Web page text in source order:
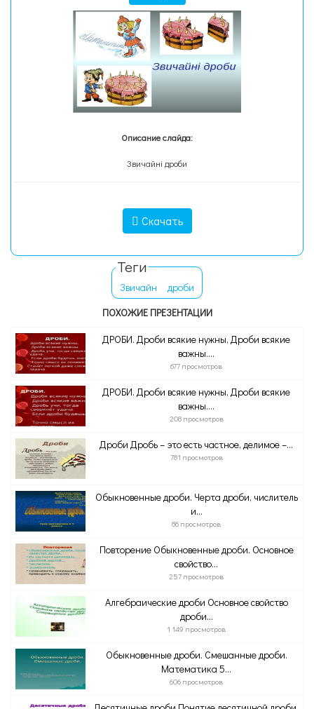
Описание слайда:
Звичайні дроби
Скачать
Теги
Звичайн
дроби
ПОХОЖИЕ ПРЕЗЕНТАЦИИ
ДРОБИ. Дроби всякие нужны, Дроби всякие
важны....
677 просмотров
ДРОБИ. Дроби всякие нужны, Дроби всякие
важны....
208 просмотров
Дроби Дробь – это есть частное, делимое –...
781 просмотров
Обыкновенные дроби. Черта дроби, числитель
и...
86 просмотров
Повторение Обыкновенные дроби. Основное
свойство...
257 просмотров
Алгебраические дроби Основное свойство
дроби...
1 149 просмотров
Обыкновенные дроби. Смешанные дроби.
Математика 5...
606 просмотров